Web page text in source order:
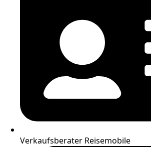
Verkaufsberater Reisemobile